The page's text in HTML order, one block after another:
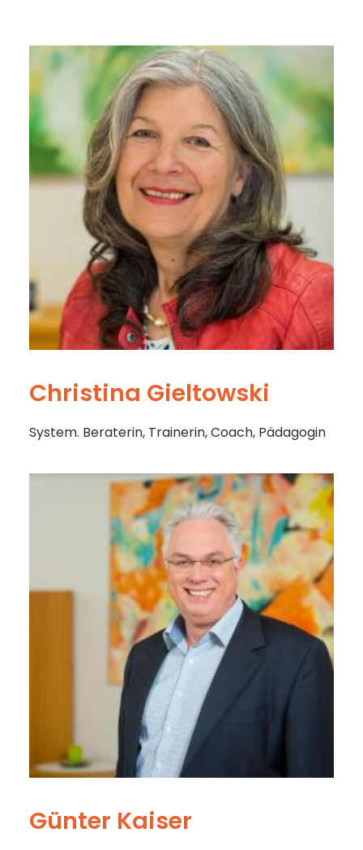
Christina Gieltowski
System. Beraterin, Trainerin, Coach, Pädagogin
Günter Kaiser